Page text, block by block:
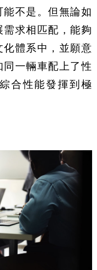
能不是。但無論如
求相匹配，能夠
體系中，並願意
一輛車配上了性
合性能發揮到極